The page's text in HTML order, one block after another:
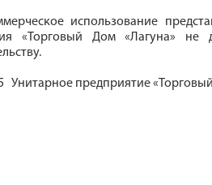
использование
«Торговый Дом «Лагуна» не
Унитарное предприятие